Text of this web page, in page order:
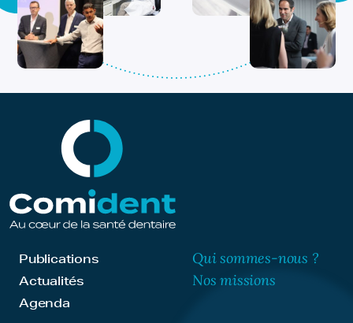
Publications
Actualités
Agenda
Qui sommes-nous ?
Nos missions